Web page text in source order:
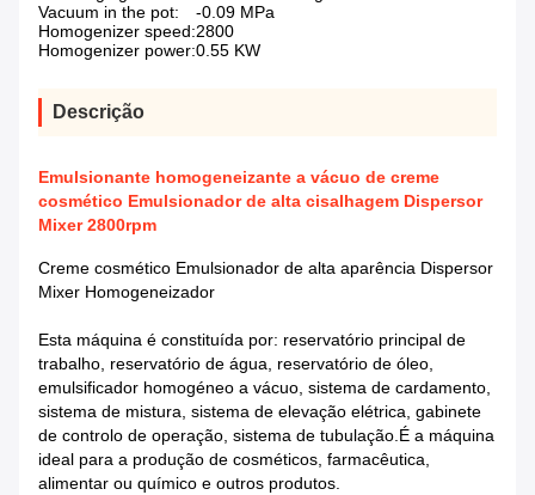
Vacuum in the pot:
-0.09 MPa
Homogenizer speed:2800
Homogenizer power:0.55 KW
Descrição
Emulsionante homogeneizante a vácuo de creme
cosmético Emulsionador de alta cisalhagem Dispersor
Mixer 2800rpm
Creme cosmético Emulsionador de alta aparência Dispersor
Mixer Homogeneizador
Esta máquina é constituída por: reservatório principal de
trabalho, reservatório de água, reservatório de óleo,
emulsificador homogéneo a vácuo, sistema de cardamento,
sistema de mistura, sistema de elevação elétrica, gabinete
de controlo de operação, sistema de tubulação.É a máquina
ideal para a produção de cosméticos, farmacêutica,
alimentar ou químico e outros produtos.